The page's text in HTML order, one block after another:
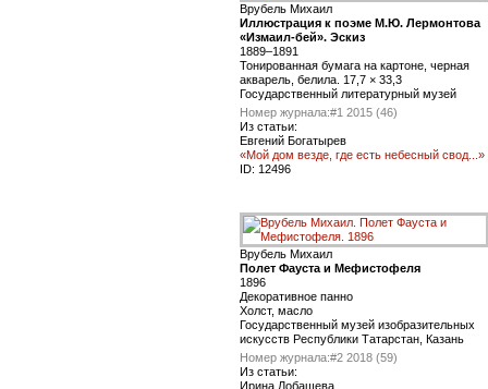
Врубель Михаил
Иллюстрация к поэме М.Ю. Лермонтова
«Измаил-бей». Эскиз
1889–1891
Тонированная бумага на картоне, черная
акварель, белила. 17,7 × 33,3
Государственный литературный музей
Номер журнала:#1 2015 (46)
Из статьи:
Евгений Богатырев
«Мой дом везде, где есть небесный свод...»
ID: 12496
Врубель Михаил
Полет Фауста и Мефистофеля
1896
Декоративное панно
Холст, масло
Государственный музей изобразительных
искусств Республики Татарстан, Казань
Номер журнала:#2 2018 (59)
Из статьи:
Ирина Лобашева